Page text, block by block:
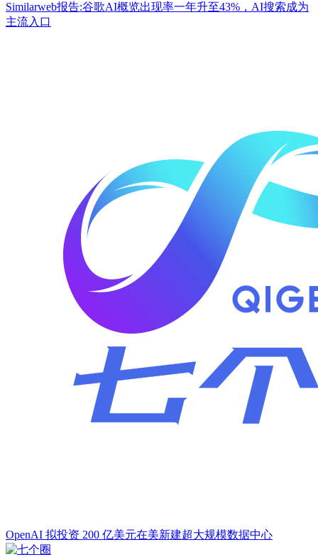
Similarweb报告:谷歌AI概览出现率一年升至43%，AI搜索成为
主流入口
OpenAI 拟投资 200 亿美元在美新建超大规模数据中心